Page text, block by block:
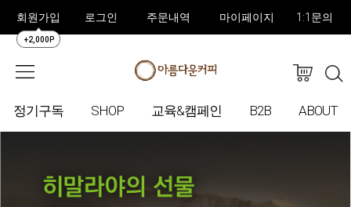
회원가입
+2,000P
로그인 주문내역 마이페이지 1:1문의
정기구독 SHOP 교육&캠페인 B2B ABOUT